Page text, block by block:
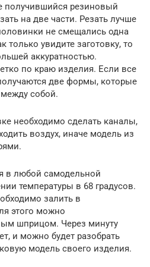
получившийся резиновый
на две части. Резать лучше
не смещались одна
только увидите заготовку, то
аккуратностью.
по краю изделия. Если все
две формы, которые
собой.
необходимо сделать каналы,
воздух, иначе модель из
в любой самодельной
температуры в 68 градусов.
залить в
этого можно
шприцом. Через минуту
и можно будет разобрать
модель своего изделия.